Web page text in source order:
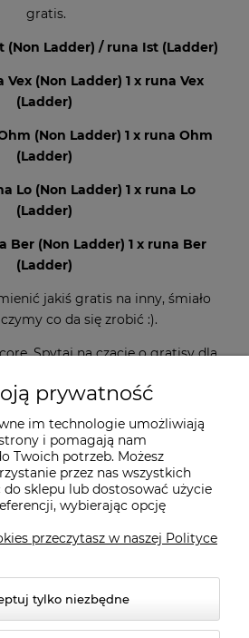
gratis.
(Non Ladder) / runa Ist (Ladder)
Vex (Non Ladder) 1 x runa Vex
(Ladder)
(Non Ladder) 1 x runa Ohm
(Ladder)
Lo (Non Ladder) 1 x runa Lo
(Ladder)
Ber (Non Ladder) 1 x runa Ber
(Ladder)
jakiś gratis na inny, śmiało
co da się zrobić :).
Spytaj na czacie o gratisy dla
prywatność
im technologie umożliwiają
i pomagają nam
Twoich potrzeb. Możesz
przez nas wszystkich
sklepu lub dostosować użycie
wybierając opcję
przeczytasz w naszej Polityce
tylko niezbędne